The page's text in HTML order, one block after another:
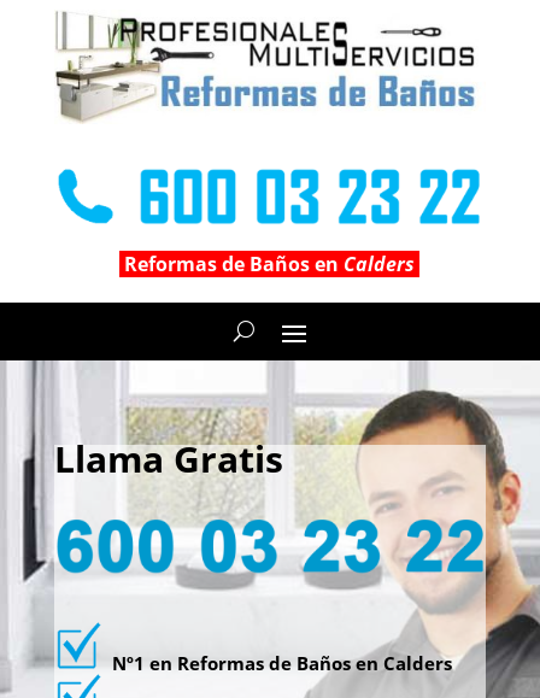
Reformas de Baños en Calders
Llama Gratis
Nº1 en Reformas de Baños en Calders